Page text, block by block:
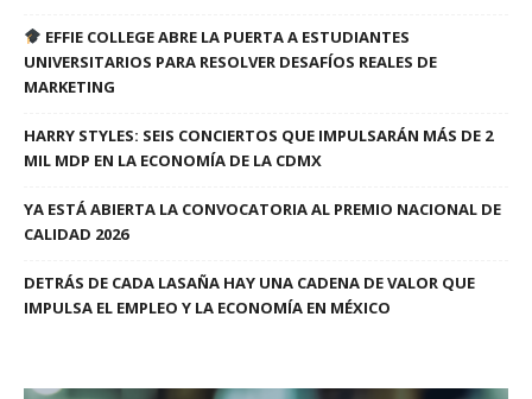
EFFIE COLLEGE ABRE LA PUERTA A ESTUDIANTES
UNIVERSITARIOS PARA RESOLVER DESAFÍOS REALES DE
MARKETING
HARRY STYLES: SEIS CONCIERTOS QUE IMPULSARÁN MÁS DE 2
MIL MDP EN LA ECONOMÍA DE LA CDMX
YA ESTÁ ABIERTA LA CONVOCATORIA AL PREMIO NACIONAL DE
CALIDAD 2026
DETRÁS DE CADA LASAÑA HAY UNA CADENA DE VALOR QUE
IMPULSA EL EMPLEO Y LA ECONOMÍA EN MÉXICO